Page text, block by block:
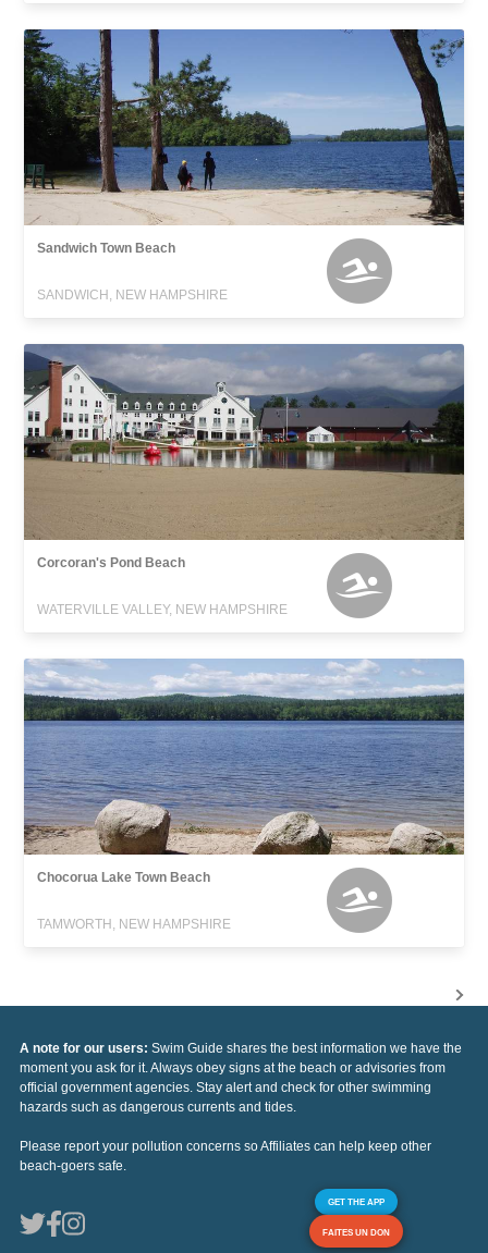
Sandwich Town Beach
SANDWICH, NEW HAMPSHIRE
Corcoran's Pond Beach
WATERVILLE VALLEY, NEW HAMPSHIRE
Chocorua Lake Town Beach
TAMWORTH, NEW HAMPSHIRE
A note for our users: Swim Guide shares the best information we have the
moment you ask for it. Always obey signs at the beach or advisories from
official government agencies. Stay alert and check for other swimming
hazards such as dangerous currents and tides.
Please report your pollution concerns so Affiliates can help keep other
beach-goers safe.
GET THE APP
FAITES UN DON